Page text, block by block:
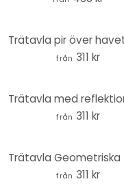
från 311 kr
från 311 kr
från 311 kr